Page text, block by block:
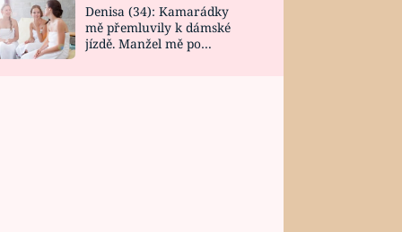
Denisa (34): Kamarádky
mě přemluvily k dámské
jízdě. Manžel mě po